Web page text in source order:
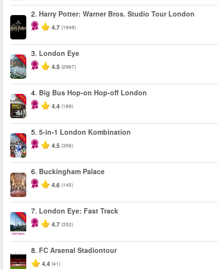
2. Harry Potter: Warner Bros. Studio Tour London
4.7 (1949)
-25%
3. London Eye
4.5 (2967)
-40%
4. Big Bus Hop-on Hop-off London
4.4 (189)
-60%
5. 5-in-1 London Kombination
4.5 (356)
6. Buckingham Palace
4.6 (145)
-15%
7. London Eye: Fast Track
4.7 (352)
8. FC Arsenal Stadiontour
4.4 (41)